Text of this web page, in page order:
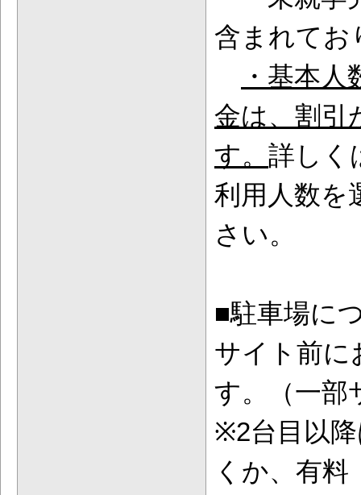
含まれてお
・基本
金は、割引
す。 詳しく
利用人数を
さい。
■駐車場に
サイト前に
す。（一部
※2台目以
くか、有